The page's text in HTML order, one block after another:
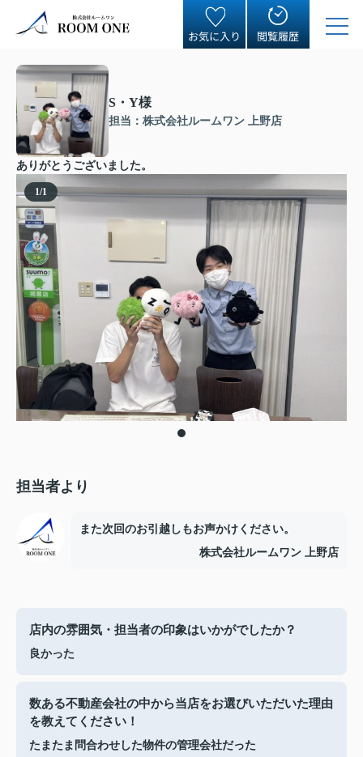
お気に入り 閲覧履歴
S・Y様
担当：株式会社ルームワン 上野店
ありがとうございました。
1/1
担当者より
また次回のお引越しもお声かけください。
株式会社ルームワン 上野店
店内の雰囲気・担当者の印象はいかがでしたか？
良かった
数ある不動産会社の中から当店をお選びいただいた理由
を教えてください！
たまたま問合わせした物件の管理会社だった